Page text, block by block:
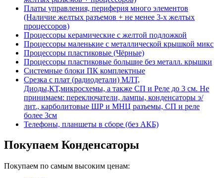
Платы управления, периферия много элементов
(Наличие желтых разъемов + не менее 3-х желтых
процессоров)
Процессоры керамические с желтой подложкой
Процессоры маленькие с металлической крышкой микс
Процессоры пластиковые (Чёрные)
Процессоры пластиковые большие без металл. крышки
Системные блоки ПК комплектные
Срезка с плат (радиодетали) МЛТ,
Диоды,КТ,микросхемы, а также СП и Реле до 3 см. Не
принимаем: переключатели, лампы, конденсаторы э/
лит., карболитовые ШР и МНЦ разъемы, СП и реле
более 3см
Телефоны, планшеты в сборе (без АКБ)
Покупаем Конденсаторы
Покупаем по самым высоким ценам: